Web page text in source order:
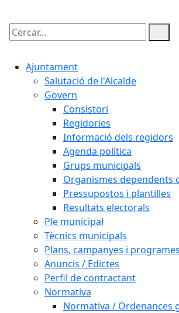
Cercar:
Ajuntament
Salutació de l'Alcalde
Govern
Consistori
Regidories
Informació dels regidors
Agenda política
Grups municipals
Organismes dependents
Pressupostos i plantilles
Resultats electorals
Ple municipal
Tècnics municipals
Plans, campanyes i programes
Anuncis / Edictes
Perfil de contractant
Normativa
Normativa / Ordenances